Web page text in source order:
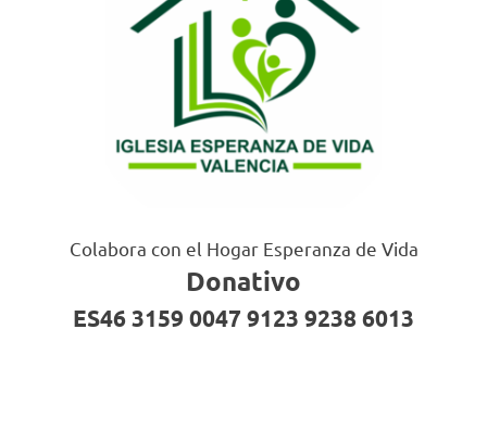
Colabora con el Hogar Esperanza de Vida
Donativo
ES46 3159 0047 9123 9238 6013